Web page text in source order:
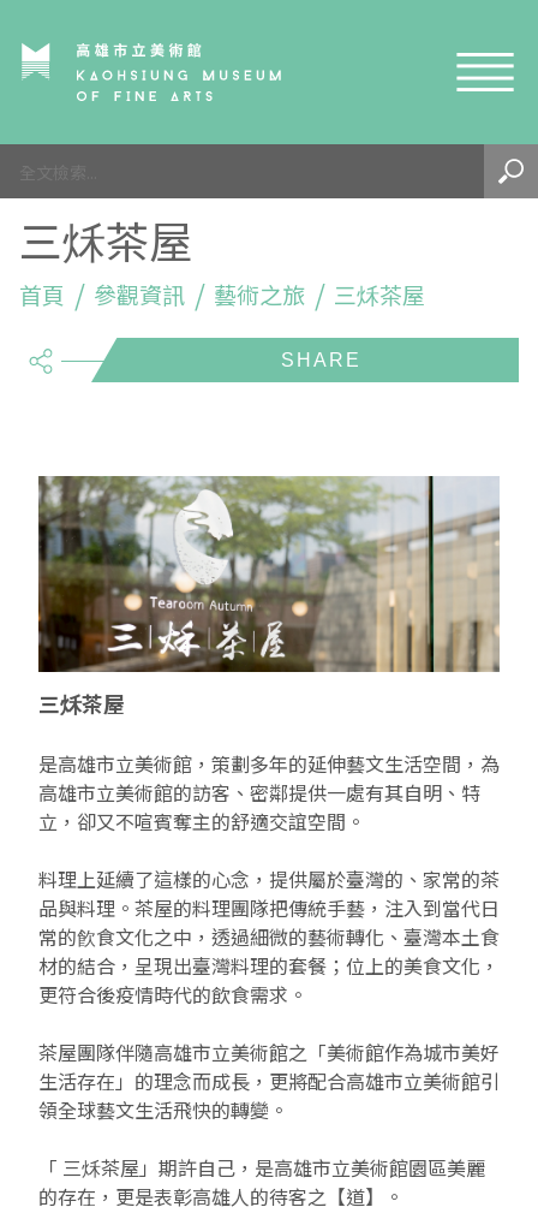
網站導覽
參觀資訊
參觀須知
開館時間
交通資訊
環境介紹
兒童美術館
藝術生態園區
高美館
兒童美術館
無障礙服務專區
易讀手冊
藝術之旅
高美書屋
三秌茶屋
Pasadena
Pinkoi 電商平台
展覽與活動
展覽資訊
徵件辦法
典藏與研究
典藏查詢
精選典藏
典藏圖檔申請
研究資源
藝術認證 / 百夜默讀 / 高雄ART青
南島當代記憶工程
視覺藝術影像資料庫
研究出版
系列出版
線上學習
線上書
藝術閱聽
雄雄藝見你│Podcast
時代之聲│Podcasts
典藏賞析│Podcasts
視覺影像資料庫│影音紀錄
藝術認證│高美館館刊
百夜藝術默讀│典藏閱讀
南島當代記憶工程│資料庫
典藏3D手上Run
線上展覽
珍珠—南方視野的女性藝術
多元史觀特藏室二部曲：南方作為衝撞之所
流於形式—梁任宏個展(1999-2024)
透景線：實境的疊隱與擴張
民・間
2022高雄獎
2021 TAKAO．台客．南方HUE：李俊賢
2021高雄獎
南方作為相遇之所
2019 奔‧月—劉國松
AR/VR體驗
寓懷的行板：劉生容研究展
來自大地的祝福— 2019-2020典藏捐贈展
感知棲所— 關鍵典藏2019-2020
南方作為相遇之所
感動兔 高美特展
感動虎 高美特展
感動牛 高美特展
感動鼠 高美特展
線上學習資源
相遇在南方 - 教/學包
美術資源教室-手作課程
藝術遊戲號
畫想想‧想畫畫
尋寶高雄 - 校園推廣教材
關於我們
高美館
關於高美館/年報
關於館長
組織職掌
規劃傳承
高美館大事記
兒童美術館
關於兒童美術館
藝術生態園區
高美之友
美術館會員
合作夥伴
EN TW
三秌茶屋
首頁 參觀資訊 藝術之旅 三秌茶屋
share
三秌茶屋
是高雄市立美術館，策劃多年的延伸藝文生活空間，為
高雄市立美術館的訪客、密鄰提供一處有其自明、特
立，卻又不喧賓奪主的舒適交誼空間。
料理上延續了這樣的心念，提供屬於臺灣的、家常的茶
品與料理。茶屋的料理團隊把傳統手藝，注入到當代日
常的飮食文化之中，透過細微的藝術轉化、臺灣本土食
材的結合，呈現出臺灣料理的套餐；位上的美食文化，
更符合後疫情時代的飲食需求。
茶屋團隊伴隨高雄市立美術館之「美術館作為城市美好
生活存在」的理念而成長，更將配合高雄市立美術館引
領全球藝文生活飛快的轉變。
「 三秌茶屋」期許自己，是高雄市立美術館園區美麗
的存在，更是表彰高雄人的待客之【道】。